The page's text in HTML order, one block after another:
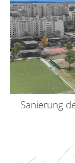
Sanierung